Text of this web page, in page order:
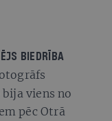
BIEDRĪBA
viens no
pēc Otrā